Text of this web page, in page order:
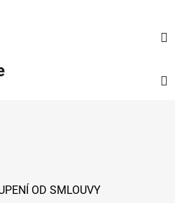
OD SMLOUVY